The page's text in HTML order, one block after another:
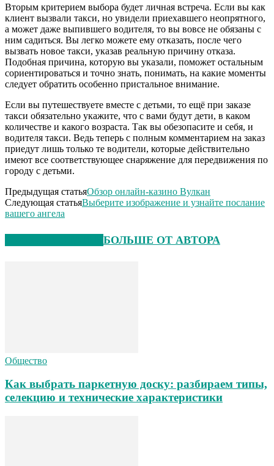
Вторым критерием выбора будет личная встреча. Если вы как
клиент вызвали такси, но увидели приехавшего неопрятного,
а может даже выпившего водителя, то вы вовсе не обязаны с
ним садиться. Вы легко можете ему отказать, после чего
вызвать новое такси, указав реальную причину отказа.
Подобная причина, которую вы указали, поможет остальным
сориентироваться и точно знать, понимать, на какие моменты
следует обратить особенно пристальное внимание.
Если вы путешествуете вместе с детьми, то ещё при заказе
такси обязательно укажите, что с вами будут дети, в каком
количестве и какого возраста. Так вы обезопасите и себя, и
водителя такси. Ведь теперь с полным комментарием на заказ
приедут лишь только те водители, которые действительно
имеют все соответствующее снаряжение для передвижения по
городу с детьми.
Предыдущая статьяОбзор онлайн-казино Вулкан
Следующая статьяВыберите изображение и узнайте послание
вашего ангела
БОЛЬШЕ ОТ АВТОРА
Общество
Как выбрать паркетную доску: разбираем типы,
селекцию и технические характеристики